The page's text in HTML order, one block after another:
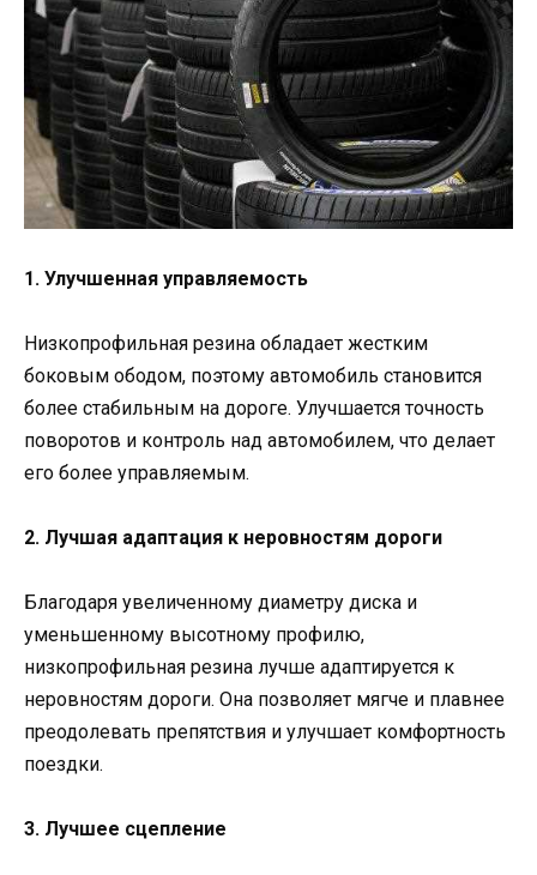
1. Улучшенная управляемость
Низкопрофильная резина обладает жестким
боковым ободом, поэтому автомобиль становится
более стабильным на дороге. Улучшается точность
поворотов и контроль над автомобилем, что делает
его более управляемым.
2. Лучшая адаптация к неровностям дороги
Благодаря увеличенному диаметру диска и
уменьшенному высотному профилю,
низкопрофильная резина лучше адаптируется к
неровностям дороги. Она позволяет мягче и плавнее
преодолевать препятствия и улучшает комфортность
поездки.
3. Лучшее сцепление